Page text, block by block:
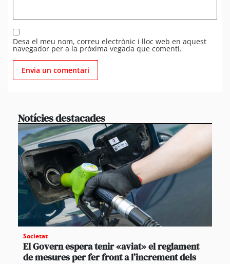
Desa el meu nom, correu electrònic i lloc web en aquest
navegador per a la pròxima vegada que comenti.
Notícies destacades
Societat
El Govern espera tenir «aviat» el reglament
de mesures per fer front a l’increment dels